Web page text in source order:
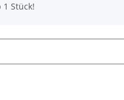
Stück!